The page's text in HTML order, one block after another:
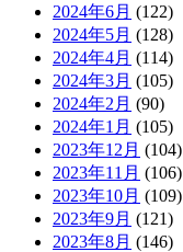
2024年6月 (122)
2024年5月 (128)
2024年4月 (114)
2024年3月 (105)
2024年2月 (90)
2024年1月 (105)
2023年12月 (104)
2023年11月 (106)
2023年10月 (109)
2023年9月 (121)
2023年8月 (146)